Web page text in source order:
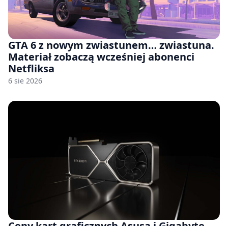
GTA 6 z nowym zwiastunem… zwiastuna.
Materiał zobaczą wcześniej abonenci
Netfliksa
6 sie 2026